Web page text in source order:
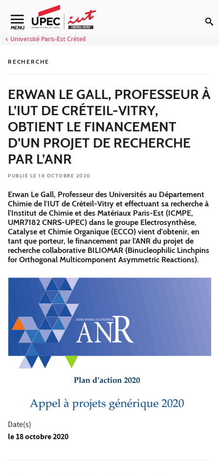
Aller au contenu
Navigation secondaire
MENU
Université Paris-Est Créteil
RECHERCHE
ERWAN LE GALL, PROFESSEUR À
L’IUT DE CRÉTEIL-VITRY,
OBTIENT LE FINANCEMENT
D’UN PROJET DE RECHERCHE
PAR L’ANR
PUBLIÉ LE 18 OCTOBRE 2020
Erwan Le Gall, Professeur des Universités au Département
Chimie de l'IUT de Créteil-Vitry et effectuant sa recherche à
l'Institut de Chimie et des Matériaux Paris-Est (ICMPE,
UMR7182 CNRS-UPEC) dans le groupe Electrosynthèse,
Catalyse et Chimie Organique (ECCO) vient d'obtenir, en
tant que porteur, le financement par l'ANR du projet de
recherche collaborative BILIOMAR (Binucleophilic Linchpins
for Orthogonal Multicomponent Asymmetric Reactions).
Date(s)
le18 octobre 2020